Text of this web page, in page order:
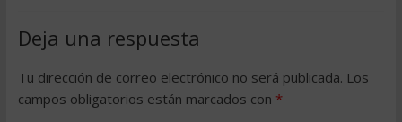
Deja una respuesta
Tu dirección de correo electrónico no será publicada. Los
campos obligatorios están marcados con *